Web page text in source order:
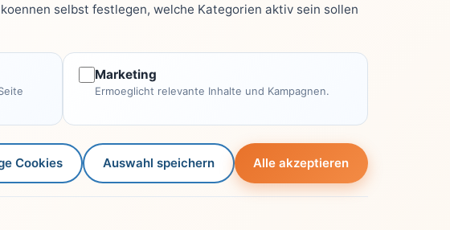
Impressum
Kontakt
Autoren
Leitfaden-Konzept
selbst festlegen, welche Kategorien aktiv sein sollen
Marketing
Ermoeglicht relevante Inhalte und Kampagnen.
Cookies Auswahl speichern Alle akzeptieren